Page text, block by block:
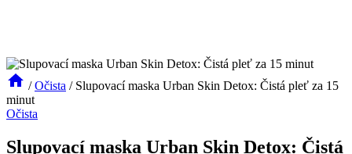
/ Očista / Slupovací maska Urban Skin Detox: Čistá pleť za 15
minut
Očista
Slupovací maska Urban Skin Detox: Čistá